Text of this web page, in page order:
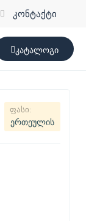
კონტაქტი
კატალოგი
ერთეულის